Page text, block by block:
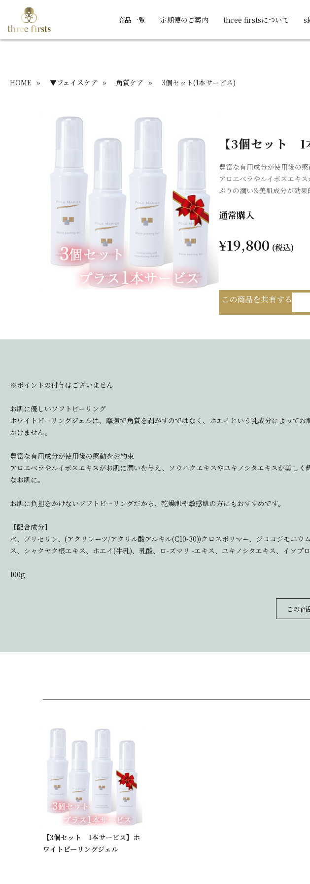
商品一覧 定期便のご案内 three firstsについて
HOME » ▼フェイスケア » 角質ケア » 3個セット(1本サービス)
【3個セット 1
豊富な有用成分が使用後の
アロエベラやルイボスエキ
ぷりの潤い&美肌成分が効果
通常購入
¥19,800 (税込)
この商品を共有する
※ポイントの付与はございません
お肌に優しいソフトピーリング
ホワイトピーリングジェルは、摩擦で角質を剥がすのではなく、ホエイという乳成分によって
かけません。
豊富な有用成分が使用後の感動をお約束
アロエベラやルイボスエキスがお肌に潤いを与え、ソウハクエキスやユキノシタエキスが美し
なお肌に。
お肌に負担をかけないソフトピーリングだから、乾燥肌や敏感肌の方にもおすすめです。
【配合成分】
水、グリセリン、(アクリレーツ/アクリル酸アルキル(C10-30))クロスポリマー、ジココジモニ
ス、シャクヤク根エキス、ホエイ(牛乳)、乳酸、ロ-ズマリ -エキス、ユキノシタエキス、イソプ
100g
この
【3個セット 1本サービス】ホ
ワイトピーリングジェル